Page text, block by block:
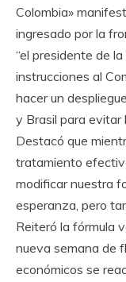
Colombia»
ingresado por la
“el presidente de
instrucciones al
hacer un
y Brasil para evitar
Destacó que
tratamiento
modificar nuestra
esperanza, pero
Reiteró la fórmula
nueva semana de
económicos se